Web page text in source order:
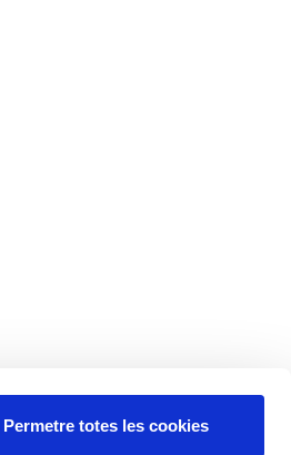
Permetre totes les cookies